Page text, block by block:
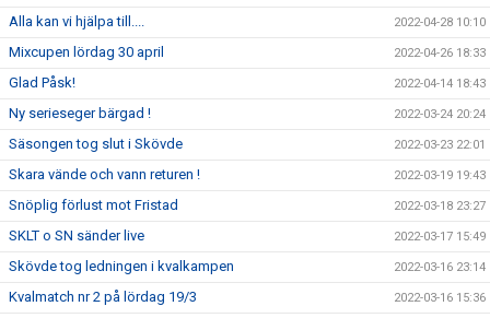
Alla kan vi hjälpa till.... 2022-04-28 10:10
Mixcupen lördag 30 april 2022-04-26 18:33
Glad Påsk! 2022-04-14 18:43
Ny serieseger bärgad ! 2022-03-24 20:24
Säsongen tog slut i Skövde 2022-03-23 22:01
Skara vände och vann returen ! 2022-03-19 19:43
Snöplig förlust mot Fristad 2022-03-18 23:27
SKLT o SN sänder live 2022-03-17 15:49
Skövde tog ledningen i kvalkampen 2022-03-16 23:14
Kvalmatch nr 2 på lördag 19/3 2022-03-16 15:36